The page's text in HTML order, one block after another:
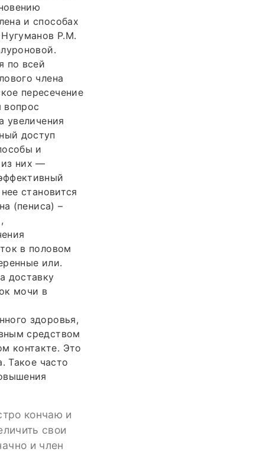
и способах
Нугуманов Р.М.
по всей
члена
пересечение
вопрос
увеличения
доступ
и
из них —
становится
(пениса) –
в половом
или.
доставку
мочи в
здоровья,
средством
контакте. Это
Такое часто
кончаю и
свои
и член